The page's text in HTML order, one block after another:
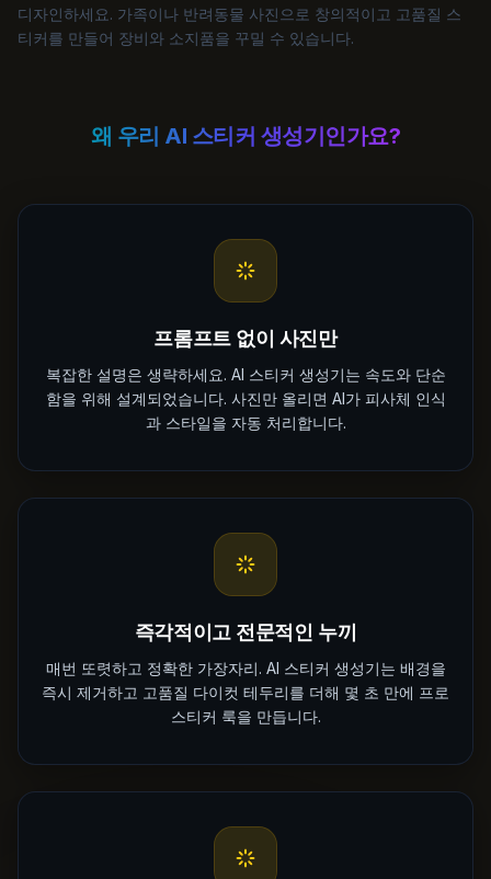
디자인하세요. 가족이나 반려동물 사진으로 창의적이고 고품질 스
티커를 만들어 장비와 소지품을 꾸밀 수 있습니다.
왜 우리 AI 스티커 생성기인가요?
프롬프트 없이 사진만
복잡한 설명은 생략하세요. AI 스티커 생성기는 속도와 단순
함을 위해 설계되었습니다. 사진만 올리면 AI가 피사체 인식
과 스타일을 자동 처리합니다.
즉각적이고 전문적인 누끼
매번 또렷하고 정확한 가장자리. AI 스티커 생성기는 배경을
즉시 제거하고 고품질 다이컷 테두리를 더해 몇 초 만에 프로
스티커 룩을 만듭니다.